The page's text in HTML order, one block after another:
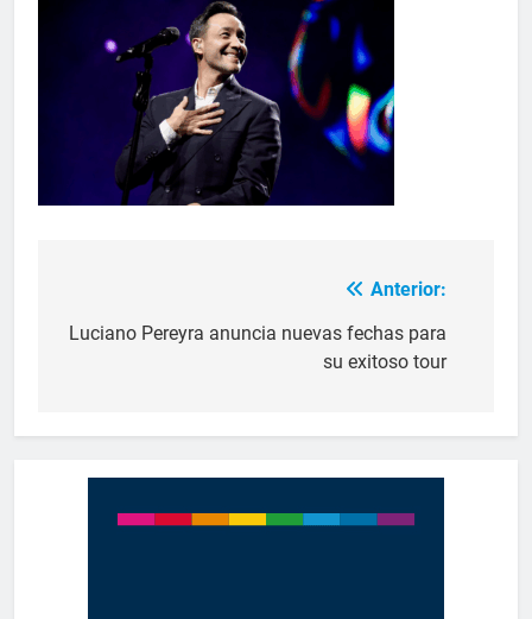
Anterior:
Luciano Pereyra anuncia nuevas fechas para
su exitoso tour